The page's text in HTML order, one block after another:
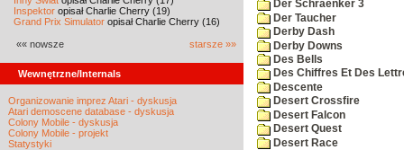
Inspektor opisał Charlie Cherry (19)
Grand Prix Simulator opisał Charlie Cherry (16)
«« nowsze starsze »»
Wewnętrzne/Internals
Organizowanie imprez Atari - dyskusja
Atari demoscene database - dyskusja
Colony Mobile - dyskusja
Colony Mobile - projekt
Statystyki
Der Schraenker 3
Der Taucher
Derby Dash
Derby Downs
Des Bells
Des Chiffres Et Des
Descente
Desert Crossfire
Desert Falcon
Desert Quest
Desert Race